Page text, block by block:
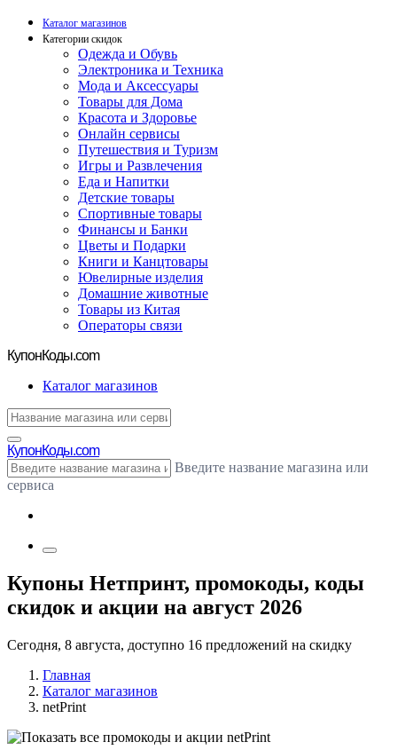
Каталог магазинов
Категории скидок
Одежда и Обувь
Электроника и Техника
Мода и Аксессуары
Товары для Дома
Красота и Здоровье
Онлайн сервисы
Путешествия и Туризм
Игры и Развлечения
Еда и Напитки
Детские товары
Спортивные товары
Финансы и Банки
Цветы и Подарки
Книги и Канцтовары
Ювелирные изделия
Домашние животные
Товары из Китая
Операторы связи
КупонКоды.com
Каталог магазинов
КупонКоды.com
Введите название магазина или
сервиса
Купоны Нетпринт, промокоды, коды
скидок и акции на август 2026
Сегодня, 8 августа, доступно 16 предложений на скидку
Главная
Каталог магазинов
netPrint